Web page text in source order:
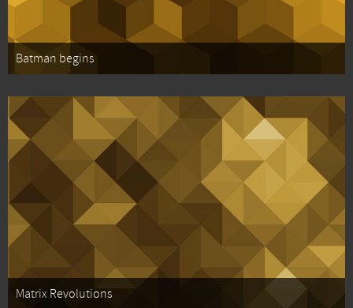
Batman begins
Matrix Revolutions